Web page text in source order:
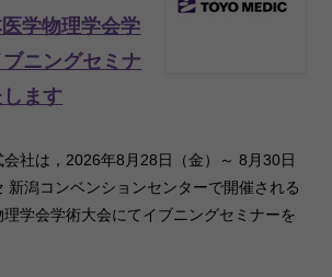
学物理学会学
ニングセミナ
ます
社は，2026年8月28日（金）～ 8月30日
新潟コンベンションセンターで開催される
学会学術大会にてイブニングセミナーを